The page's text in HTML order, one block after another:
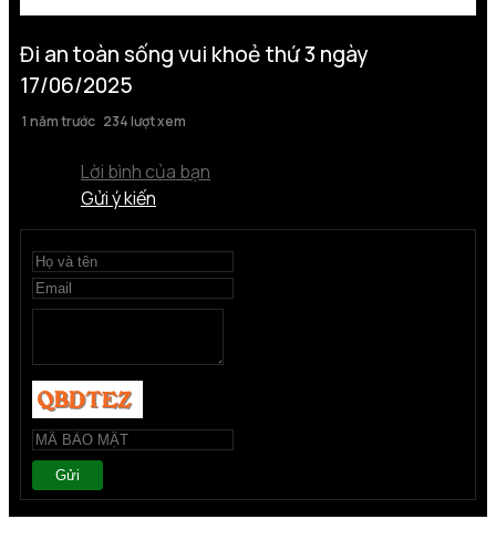
Đi an toàn sống vui khoẻ thứ 3 ngày
17/06/2025
1 năm trước 234 lượt xem
Lời bình của bạn
Gửi ý kiến
Gửi